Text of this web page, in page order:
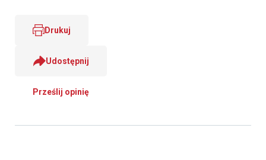
Drukuj
Udostępnij
Prześlij opinię